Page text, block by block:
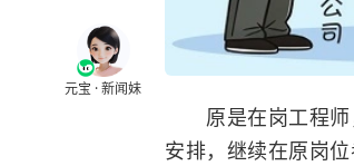
元宝 · 新闻妹
原是在岗工程
安排，继续在原岗